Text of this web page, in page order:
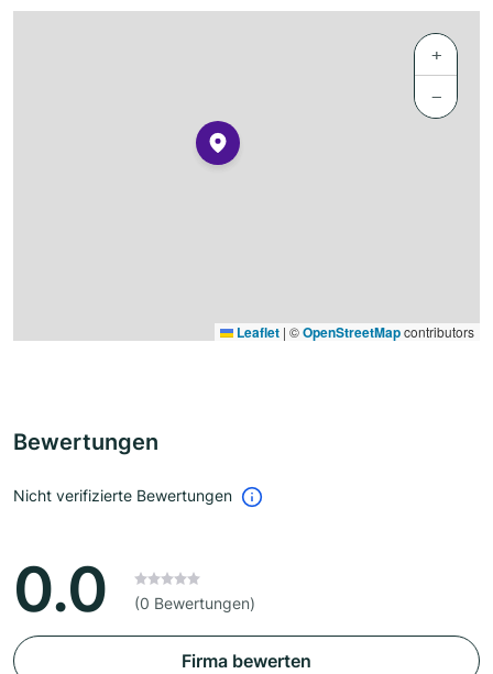
+
−
Leaflet | ©OpenStreetMapcontributors
Bewertungen
Nicht verifizierte Bewertungen
0.0 (0 Bewertungen)
Firma bewerten